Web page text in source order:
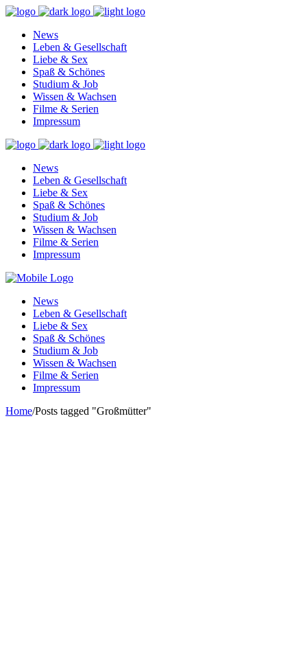
News
Leben & Gesellschaft
Liebe & Sex
Spaß & Schönes
Studium & Job
Wissen & Wachsen
Filme & Serien
Impressum
News
Leben & Gesellschaft
Liebe & Sex
Spaß & Schönes
Studium & Job
Wissen & Wachsen
Filme & Serien
Impressum
News
Leben & Gesellschaft
Liebe & Sex
Spaß & Schönes
Studium & Job
Wissen & Wachsen
Filme & Serien
Impressum
Home/Posts tagged "Großmütter"